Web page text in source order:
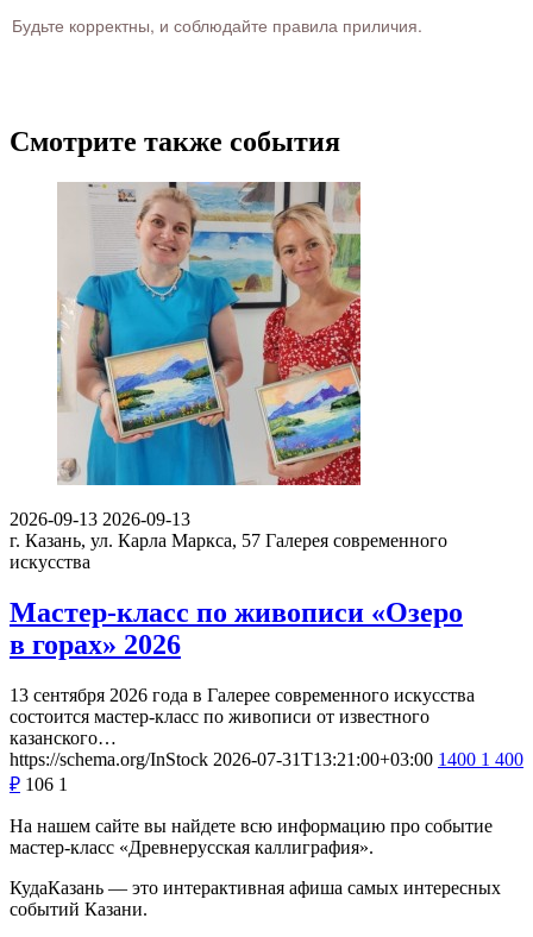
Будьте корректны, и соблюдайте правила приличия.
Смотрите также события
2026-09-13 2026-09-13
г. Казань, ул. Карла Маркса, 57 Галерея современного
искусства
Мастер-класс по живописи «Озеро
в горах» 2026
13 сентября 2026 года в Галерее современного искусства
состоится мастер-класс по живописи от известного
казанского…
https://schema.org/InStock 2026-07-31T13:21:00+03:00 1400 1 400
₽ 106 1
На нашем сайте вы найдете всю информацию про событие
мастер-класс «Древнерусская каллиграфия».
КудаКазань — это интерактивная афиша самых интересных
событий Казани.